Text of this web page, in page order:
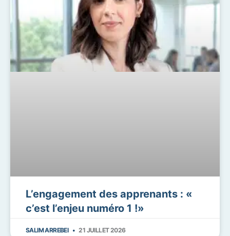
L’engagement des apprenants : «
c’est l’enjeu numéro 1 !»
SALIM ARREBEI 21 JUILLET 2026